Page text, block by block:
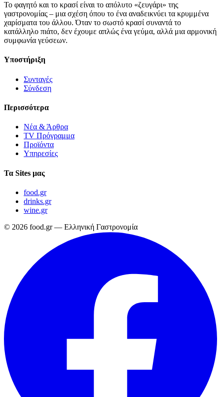
Το φαγητό και το κρασί είναι το απόλυτο «ζευγάρι» της
γαστρονομίας – μια σχέση όπου το ένα αναδεικνύει τα κρυμμένα
χαρίσματα του άλλου. Όταν το σωστό κρασί συναντά το
κατάλληλο πιάτο, δεν έχουμε απλώς ένα γεύμα, αλλά μια αρμονική
συμφωνία γεύσεων.
Υποστήριξη
Συνταγές
Σύνδεση
Περισσότερα
Νέα & Άρθρα
TV Πρόγραμμα
Προϊόντα
Υπηρεσίες
Τα Sites μας
food.gr
drinks.gr
wine.gr
© 2026 food.gr — Ελληνική Γαστρονομία